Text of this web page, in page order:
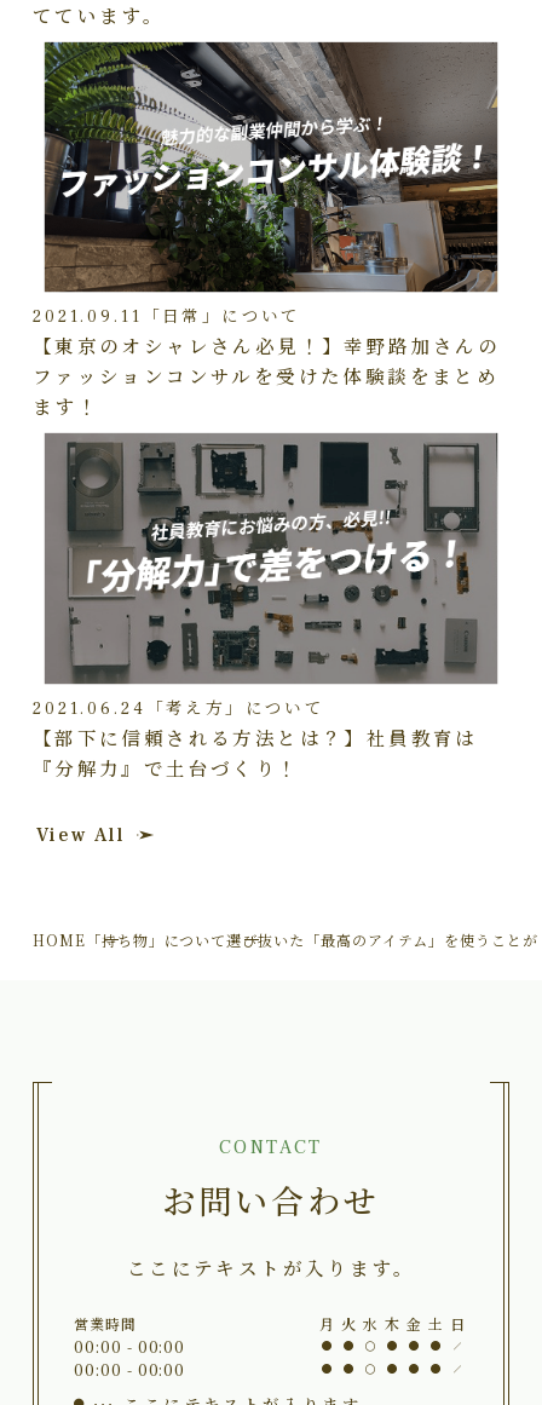
てています。
2021.09.11 「日常」について
【東京のオシャレさん必見！】幸野路加さんの
ファッションコンサルを受けた体験談をまとめ
ます！
2021.06.24 「考え方」について
【部下に信頼される方法とは？】社員教育は
『分解力』で土台づくり！
View All
HOME 「持ち物」について選び抜いた「最高のアイテム」を使うこと
CONTACT
お問い合わせ
ここにテキストが入ります。
営業時間 月 火 水 木 金 土 日
00:00 - 00:00
00:00 - 00:00